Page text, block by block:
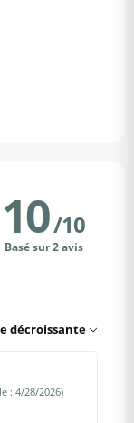
10/10
Basé sur 2 avis
décroissante
: 4/28/2026)